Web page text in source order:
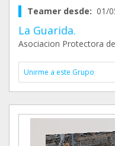
Teamer desde: 01/
La Guarida.
Asociacion Protectora
Unirme a este Grupo